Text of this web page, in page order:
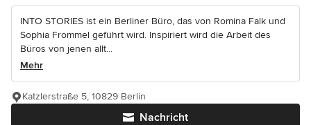
INTO STORIES ist ein Berliner Büro, das von Romina Falk und
Sophia Frommel geführt wird. Inspiriert wird die Arbeit des
Büros von jenen allt...
Mehr
Nachricht
Katzlerstraße 5, 10829 Berlin